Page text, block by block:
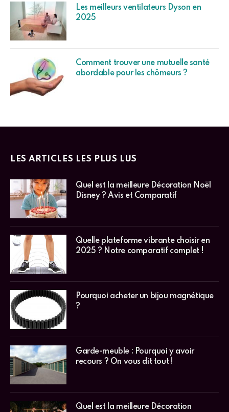
Les meilleurs ventilateurs Dyson en
2025
Comment trouver une mutuelle santé
abordable pour les chômeurs ?
LES ARTICLES LES PLUS LUS
Quel est la meilleure Décoration Noël
Disney ? Avis et Comparatif
Quelle plateforme vibrante choisir en
2025 ? Notre comparatif complet !
Pourquoi acheter un bijou magnétique
?
Garde-meuble : Pourquoi y avoir
recours ? On vous dit tout !
Quel est la meilleure Décoration